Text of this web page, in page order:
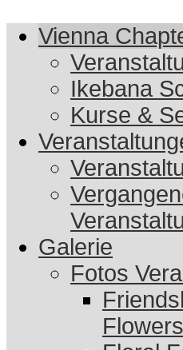
Vienna
Ikebana
Kurse &
Galerie
Fotos
Flowers